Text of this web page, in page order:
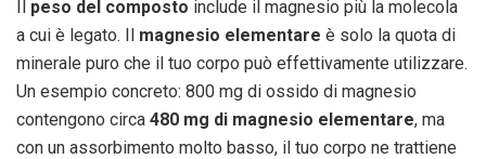
Il peso del composto include il magnesio più la molecola
a cui è legato. Il magnesio elementare è solo la quota di
minerale puro che il tuo corpo può effettivamente utilizzare.
Un esempio concreto: 800 mg di ossido di magnesio
contengono circa 480 mg di magnesio elementare, ma
con un assorbimento molto basso, il tuo corpo ne trattiene